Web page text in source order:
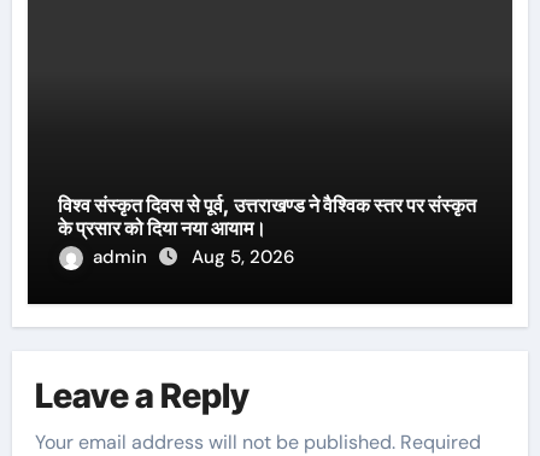
विश्व संस्कृत दिवस से पूर्व, उत्तराखण्ड ने वैश्विक स्तर पर संस्कृत
के प्रसार को दिया नया आयाम।
admin
Aug 5, 2026
Leave a Reply
Your email address will not be published. Required